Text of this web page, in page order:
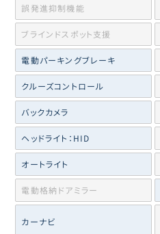
誤発進抑制機能
ブラインドスポット支援
電動パーキングブレーキ
クルーズコントロール
バックカメラ
ヘッドライト：HID
オートライト
電動格納ドアミラー
カーナビ